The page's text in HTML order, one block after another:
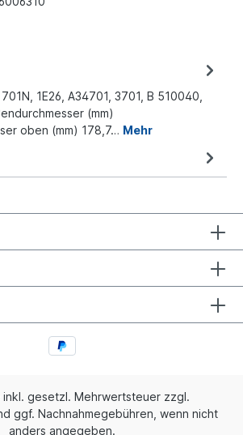
1E26, A34701, 3701, B 510040,
(mm)
oben (mm) 178,7… Mehr
inkl. gesetzl. Mehrwertsteuer zzgl.
ggf. Nachnahmegebühren, wenn nicht
anders angegeben.